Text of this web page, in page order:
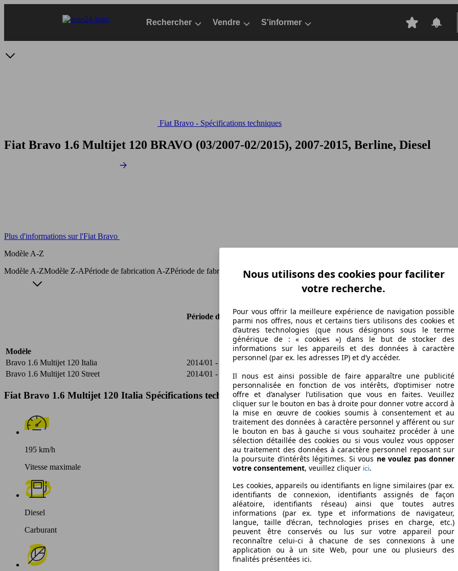
Rechercher Vendre S'informer
Fiat Bravo - Spécifications techniques
Fiat Bravo 1.6 Multijet 120 BRAVO (03/2007-02/2015), 2007-2015, Berline, Diesel
Plus d'informations sur l'Fiat Bravo
Modèle A-Z
Modèle A-ZModèle Z-APériode de fabrication A-ZPériode de fabrication Z-APuissance A-ZPuissance Z-AØ Consommation A-ZØ
Modèle
Période de fabrication Puissance Ø Consommation
Bravo 1.6 Multijet 120 Italia 2014/01 - 2015/02 88 KW (120 PS) 4.5 l/100km
Bravo 1.6 Multijet 120 Street
2014/01 - 2015/02 88 KW (120 PS) 4.5 l/100km
Fiat Bravo 1.6 Multijet 120 Italia Spécifications techniques
195 km/h
Vitesse maximale
Diesel
Carburant
Nous utilisons des cookies pour faciliter
votre recherche.
Pour vous offrir la meilleure expérience de navigation possible
parmi nos offres, nous et certains tiers utilisons des cookies et
d’autres technologies (que nous désignons sous le terme
générique de : « cookies ») dans le but de stocker des
informations sur les appareils et des données à caractère
personnel (par ex. les adresses IP) et d’y accéder.
Il nous est ainsi possible de faire apparaître une publicité
personnalisée en fonction de vos intérêts, d’optimiser notre
offre et d’analyser l’utilisation que vous en faites. Veuillez
cliquer sur le bouton en bas à droite pour donner votre accord à
la mise en œuvre de cookies soumis à consentement et au
traitement des données à caractère personnel y afférent ou sur
le bouton en bas à gauche si vous souhaitez procéder à une
sélection détaillée des cookies ou si vous voulez vous opposer
au traitement des données à caractère personnel reposant sur
la poursuite d’intérêts légitimes. Si vous ne voulez pas donner
votre consentement, veuillez cliquer ici.
Les cookies, appareils ou identifiants en ligne similaires (par ex.
identifiants de connexion, identifiants assignés de façon
aléatoire, identifiants réseau) ainsi que toutes autres
informations (par ex. type et informations de navigateur,
langue, taille d’écran, technologies prises en charge, etc.)
peuvent être conservés ou lus sur votre appareil pour
reconnaître celui-ci à chacune de ses connexions à une
application ou à un site Web, pour une ou plusieurs des
finalités présentées ici.